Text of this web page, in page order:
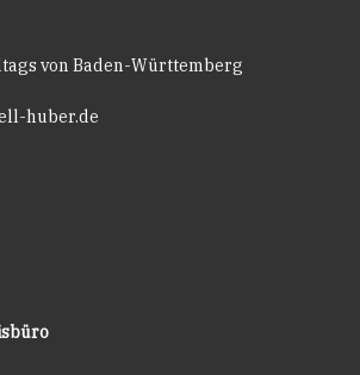
von Baden-Württemberg
huber.de